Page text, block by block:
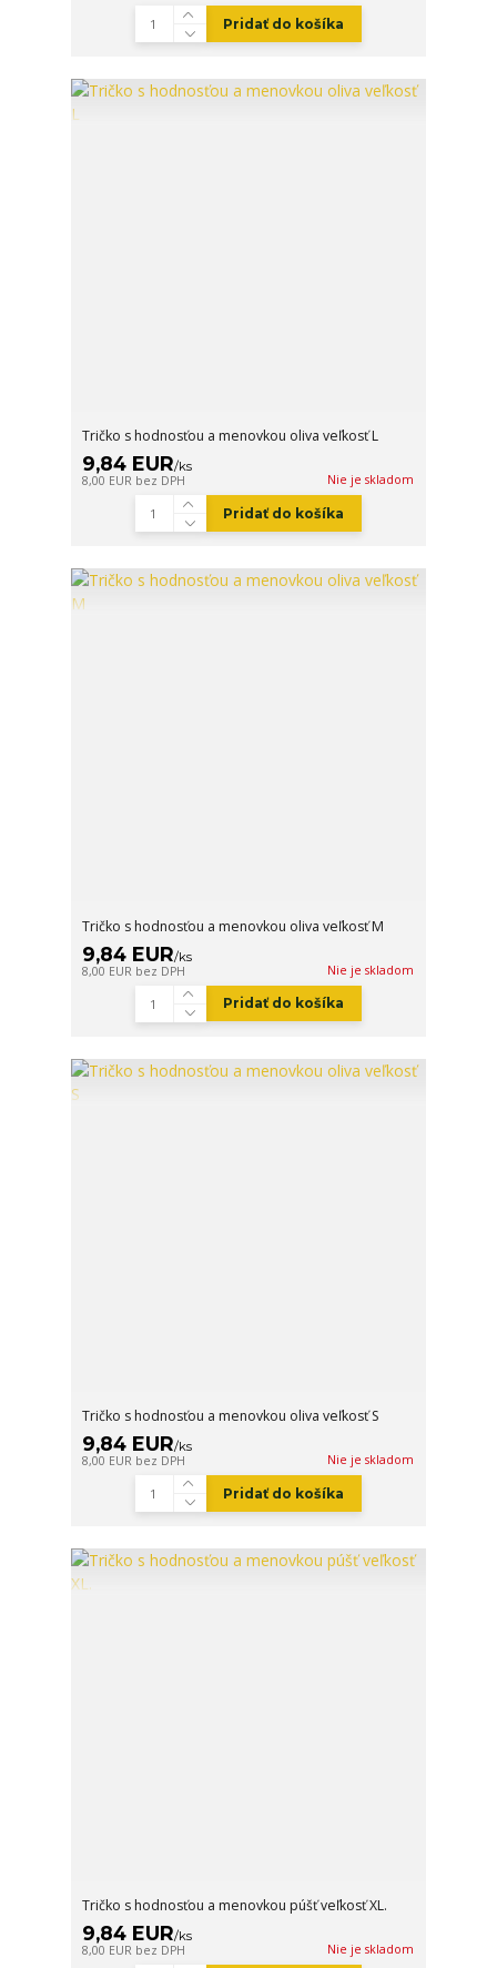
Pridať do košíka
Tričko s hodnosťou a menovkou oliva veľkosť L
9,84 EUR/ks
8,00 EUR bez DPH Nie je skladom
Pridať do košíka
Tričko s hodnosťou a menovkou oliva veľkosť M
9,84 EUR/ks
8,00 EUR bez DPH Nie je skladom
Pridať do košíka
Tričko s hodnosťou a menovkou oliva veľkosť S
9,84 EUR/ks
8,00 EUR bez DPH Nie je skladom
Pridať do košíka
Tričko s hodnosťou a menovkou púšť veľkosť XL.
9,84 EUR/ks
8,00 EUR bez DPH Nie je skladom